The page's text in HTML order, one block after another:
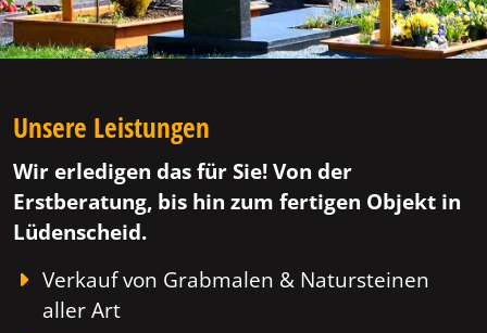
Unsere Leistungen
Wir erledigen das für Sie! Von der
Erstberatung, bis hin zum fertigen Objekt in
Lüdenscheid.
Verkauf von Grabmalen & Natursteinen
aller Art